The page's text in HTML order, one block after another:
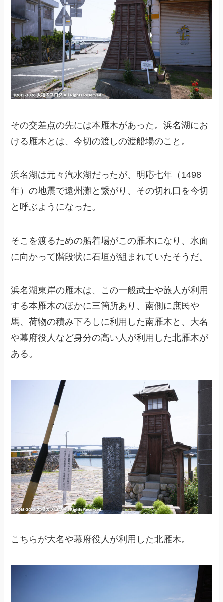
その交差点の先には本雁木があった。浜名湖にお
ける雁木とは、今切の渡しの渡船場のこと。
浜名湖は元々汽水湖だったが、明応七年（1498
年）の地震で遠州灘と繋がり、その切れ口を今切
と呼ぶようになった。
そこを渡るための船着場がこの雁木になり、水面
に向かって階段状に石垣が組まれていたそうだ。
浜名湖東岸の雁木は、この一般武士や旅人が利用
する本雁木のほかに三箇所あり、南側に庶民や
馬、荷物の積み下ろしに利用した南雁木と、大名
や幕府役人など身分の高い人が利用した北雁木が
ある。
こちらが大名や幕府役人が利用した北雁木。